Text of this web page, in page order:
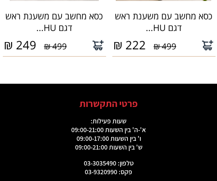
כסא מחשב עם משענת ראש
דגם HU...
499 ₪
222
₪
כסא מחשב עם משענת ראש
דגם HU...
499 ₪
249
₪
פרטי התקשרות
שעות פעילות:
א'-ה' בין השעות 09:00-21:00
ו' בין השעות 09:00-17:00
ש' בין השעות 09:00-21:00
טלפון: 03-3035490
פקס: 03-9320990